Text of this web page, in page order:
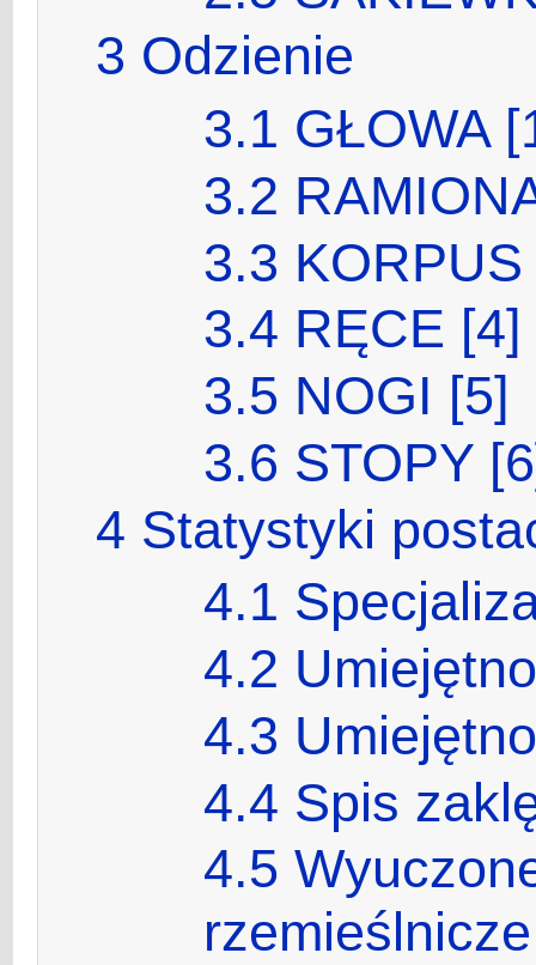
3 Odzienie
3.1 GŁOWA
3.2
3.3
3.4 RĘCE [4]
3.5 NOGI [5]
3.6 STOPY
4 Statystyki
4.1
4.2
4.3
4.4 Spis
4.5
rzemieślnicze